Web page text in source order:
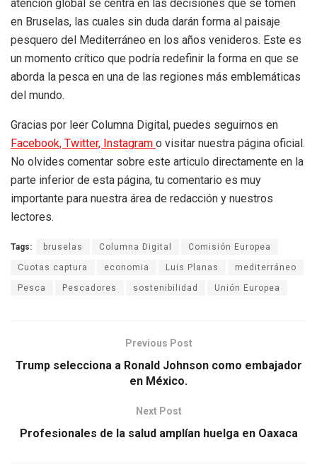
atención global se centra en las decisiones que se tomen
en Bruselas, las cuales sin duda darán forma al paisaje
pesquero del Mediterráneo en los años venideros. Este es
un momento crítico que podría redefinir la forma en que se
aborda la pesca en una de las regiones más emblemáticas
del mundo.
Gracias por leer Columna Digital, puedes seguirnos en
Facebook, Twitter, Instagram o visitar nuestra página oficial.
No olvides comentar sobre este articulo directamente en la
parte inferior de esta página, tu comentario es muy
importante para nuestra área de redacción y nuestros
lectores.
Tags: bruselas Columna Digital Comisión Europea
Cuotas captura economia Luis Planas mediterráneo
Pesca Pescadores sostenibilidad Unión Europea
Previous Post
Trump selecciona a Ronald Johnson como embajador
en México.
Next Post
Profesionales de la salud amplían huelga en Oaxaca